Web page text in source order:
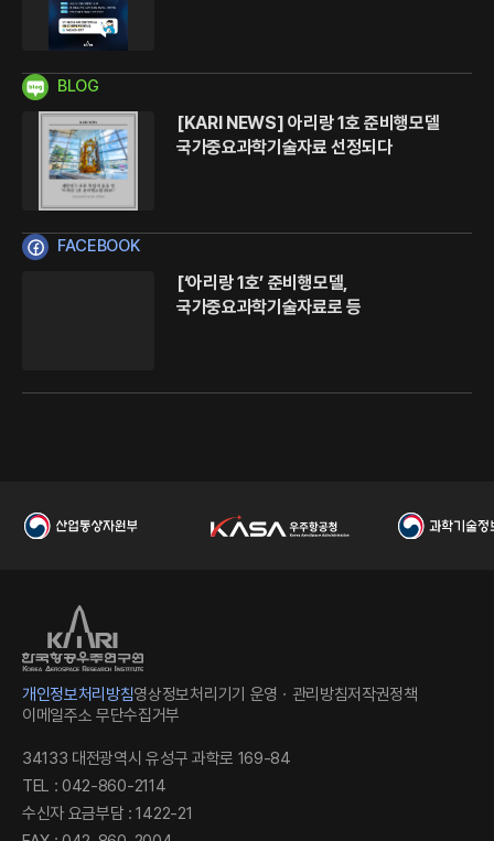
구
원
BLOG
[KARI NEWS] 아리랑 1호 준비행모델
국가중요과학기술자료 선정되다
FACEBOOK
[‘아리랑 1호’ 준비행모델,
국가중요과학기술자료로 등
개인정보처리방침영상정보처리기기 운영ㆍ관리방침저작권정책
이메일주소 무단수집거부
34133 대전광역시 유성구 과학로 169-84
TEL : 042-860-2114
수신자 요금부담 : 1422-21